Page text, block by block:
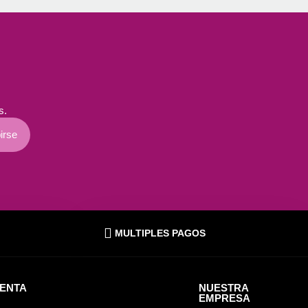
MULTIPLES PAGOS
NUESTRA
EMPRESA